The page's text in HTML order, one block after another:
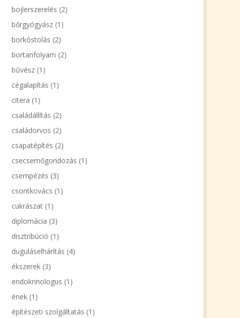
bojlerszerelés (2)
bőrgyógyász(1)
borkóstolás (2)
bortanfolyam (2)
bűvész(1)
cégalapítás (1)
citera (1)
családállítás (2)
családorvos (2)
csapatépítés (2)
csecsemőgondozás (1)
csempézés (3)
csontkovács (1)
cukrászat(1)
diplomácia (3)
disztribúció (1)
duguláselhárítás (4)
ékszerek(3)
endokrinologus (1)
ének(1)
építészeti szolgáltatás (1)